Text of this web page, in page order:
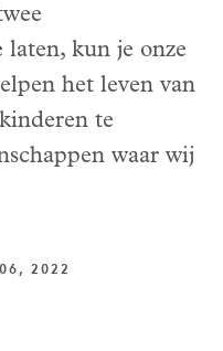
kun je onze
het leven van
te
waar wij
06, 2022